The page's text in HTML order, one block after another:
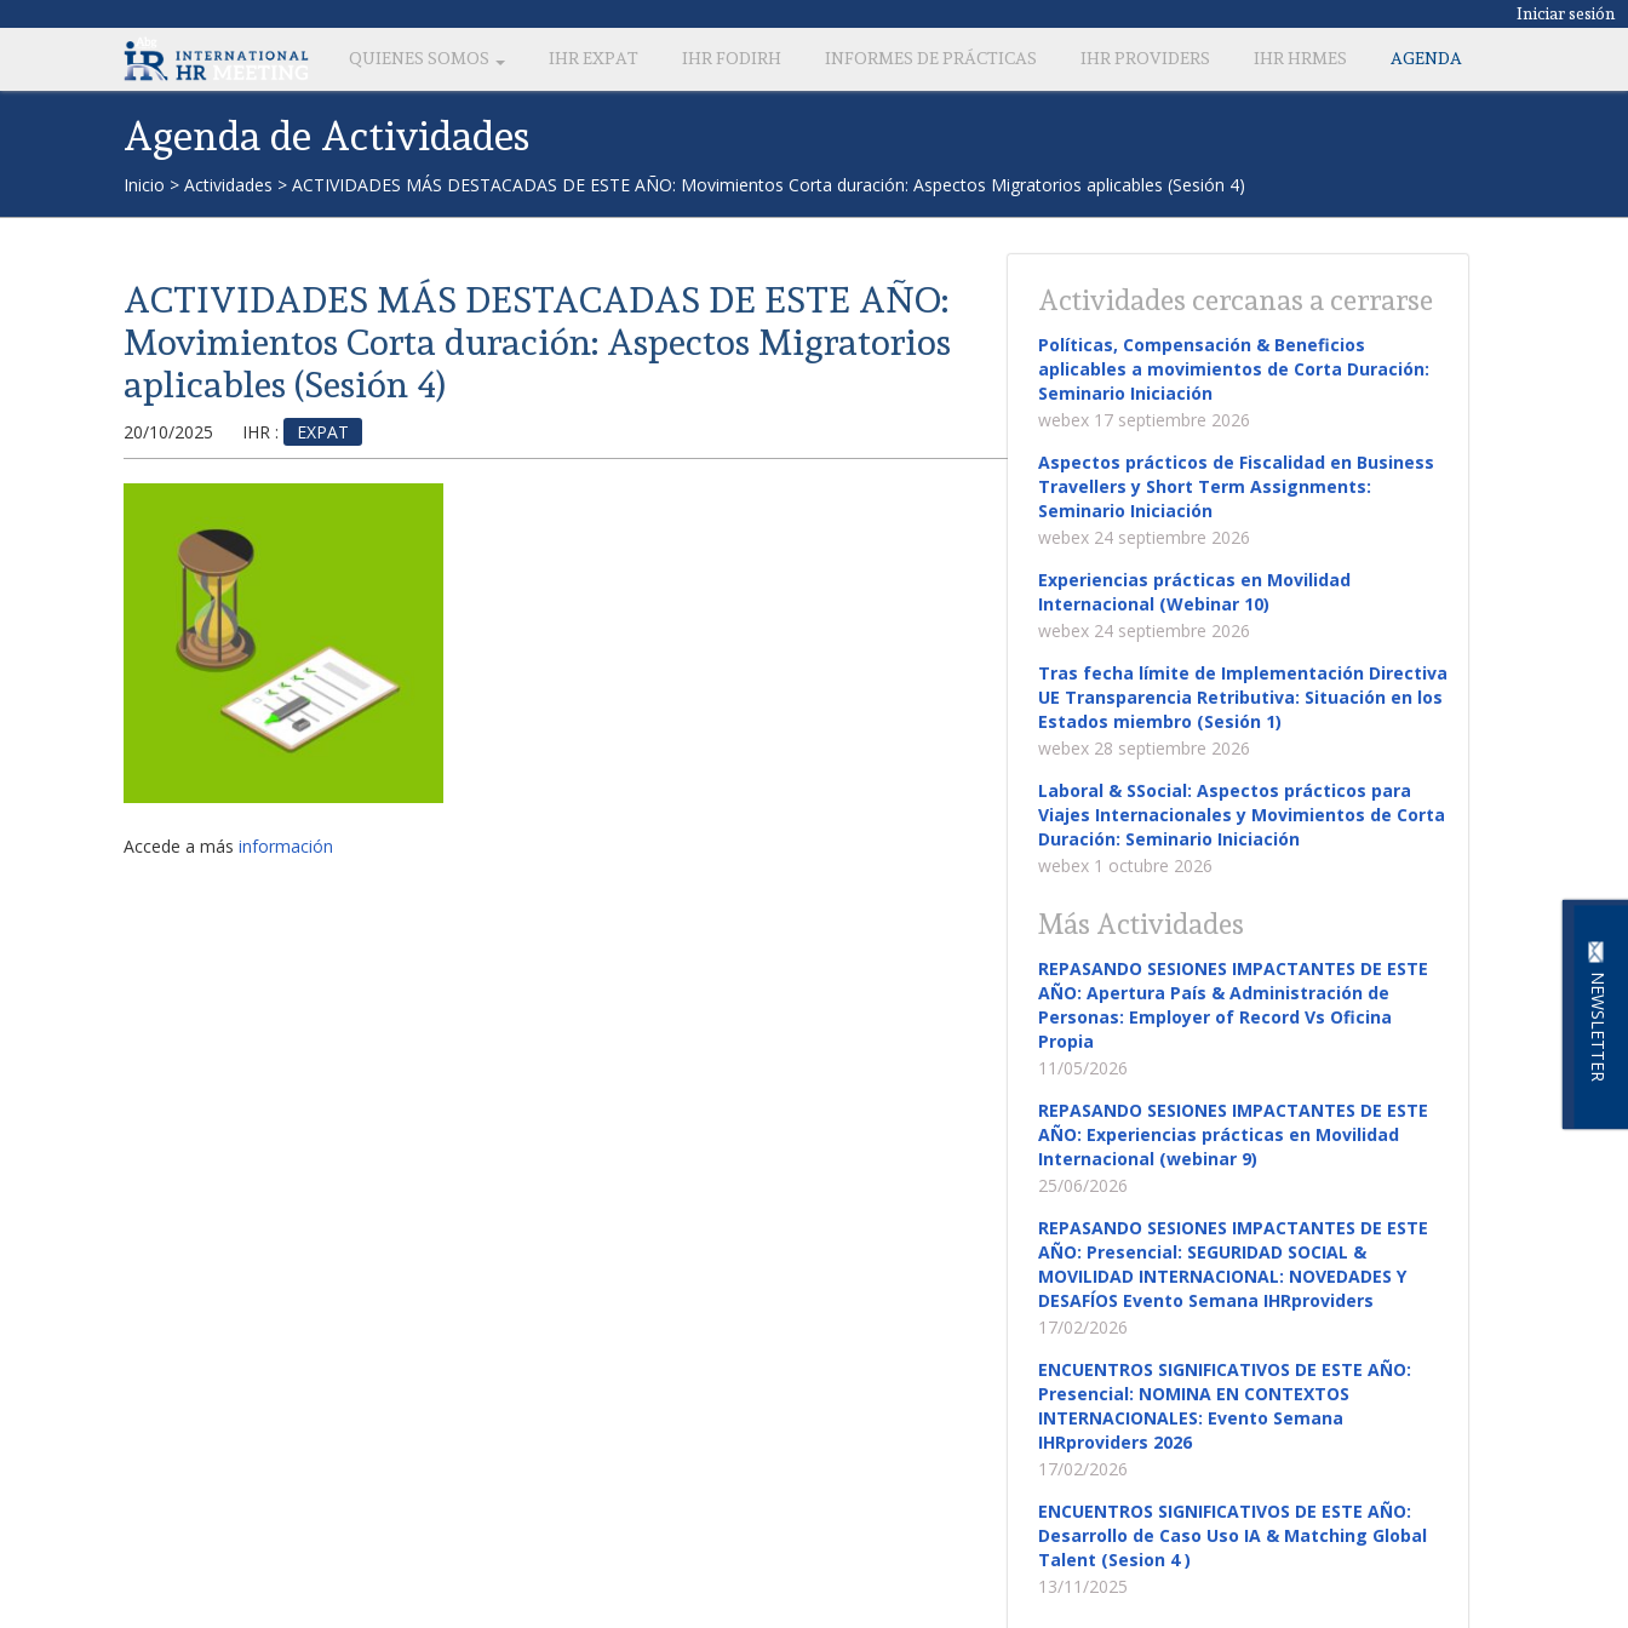
Iniciar sesión
QUIENES SOMOS IHR EXPAT IHR FODIRH INFORMES DE PRÁCTICAS IHR PROVIDERS IHR HRMES AGENDA
NEWSLETTER
Agenda de Actividades
Inicio > Actividades > ACTIVIDADES MÁS DESTACADAS DE ESTE AÑO: Movimientos Corta duración: Aspectos Migratorios aplicables (Sesión 4)
ACTIVIDADES MÁS DESTACADAS DE ESTE AÑO:
Movimientos Corta duración: Aspectos Migratorios
aplicables (Sesión 4)
20/10/2025 IHR : EXPAT
Accede a más información
Actividades cercanas a cerrarse
Políticas, Compensación & Beneficios
aplicables a movimientos de Corta Duración:
Seminario Iniciación
webex 17 septiembre 2026
Aspectos prácticos de Fiscalidad en Business
Travellers y Short Term Assignments:
Seminario Iniciación
webex 24 septiembre 2026
Experiencias prácticas en Movilidad
Internacional (Webinar 10)
webex 24 septiembre 2026
Tras fecha límite de Implementación Directiva
UE Transparencia Retributiva: Situación en los
Estados miembro (Sesión 1)
webex 28 septiembre 2026
Laboral & SSocial: Aspectos prácticos para
Viajes Internacionales y Movimientos de Corta
Duración: Seminario Iniciación
webex 1 octubre 2026
Más Actividades
REPASANDO SESIONES IMPACTANTES DE ESTE
AÑO: Apertura País & Administración de
Personas: Employer of Record Vs Oficina
Propia
11/05/2026
REPASANDO SESIONES IMPACTANTES DE ESTE
AÑO: Experiencias prácticas en Movilidad
Internacional (webinar 9)
25/06/2026
REPASANDO SESIONES IMPACTANTES DE ESTE
AÑO: Presencial: SEGURIDAD SOCIAL &
MOVILIDAD INTERNACIONAL: NOVEDADES Y
DESAFÍOS Evento Semana IHRproviders
17/02/2026
ENCUENTROS SIGNIFICATIVOS DE ESTE AÑO:
Presencial: NOMINA EN CONTEXTOS
INTERNACIONALES: Evento Semana
IHRproviders 2026
17/02/2026
ENCUENTROS SIGNIFICATIVOS DE ESTE AÑO:
Desarrollo de Caso Uso IA & Matching Global
Talent (Sesion 4 )
13/11/2025